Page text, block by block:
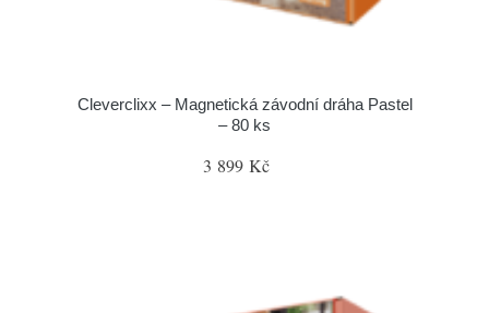
Cleverclixx – Magnetická závodní dráha Pastel
– 80 ks
3 899 Kč